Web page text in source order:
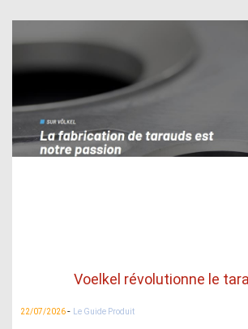
Voelkel révolutionne le
22/07/2026- Le Guide Produit